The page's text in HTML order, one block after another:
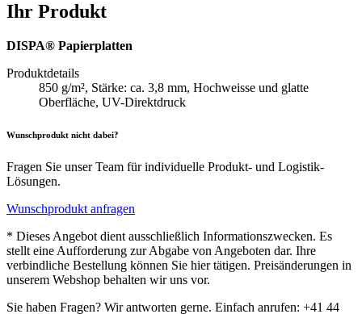
Ihr Produkt
DISPA® Papierplatten
Produktdetails
850 g/m², Stärke: ca. 3,8 mm, Hochweisse und glatte
Oberfläche, UV-Direktdruck
Wunschprodukt nicht dabei?
Fragen Sie unser Team für individuelle Produkt- und Logistik-
Lösungen.
Wunschprodukt anfragen
* Dieses Angebot dient ausschließlich Informationszwecken. Es
stellt eine Aufforderung zur Abgabe von Angeboten dar. Ihre
verbindliche Bestellung können Sie hier tätigen. Preisänderungen in
unserem Webshop behalten wir uns vor.
Sie haben Fragen? Wir antworten gerne. Einfach anrufen: +41 44